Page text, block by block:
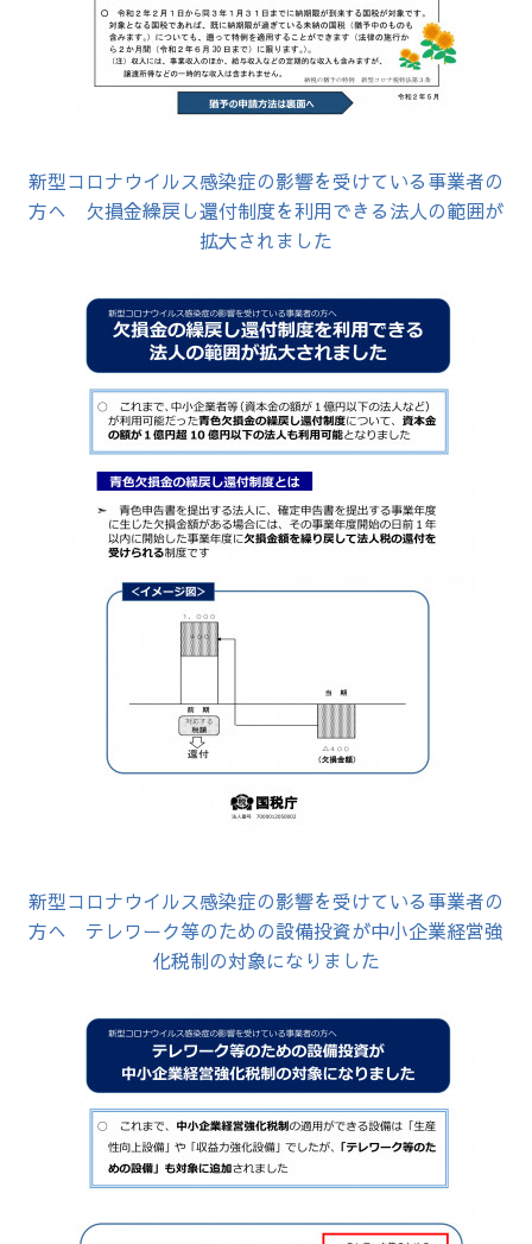
新型コロナウイルス感染症の影響を受けている事業者の
方へ 欠損金繰戻し還付制度を利用できる法人の範囲が
拡大されました
新型コロナウイルス感染症の影響を受けている事業者の
方へ テレワーク等のための設備投資が中小企業経営強
化税制の対象になりました